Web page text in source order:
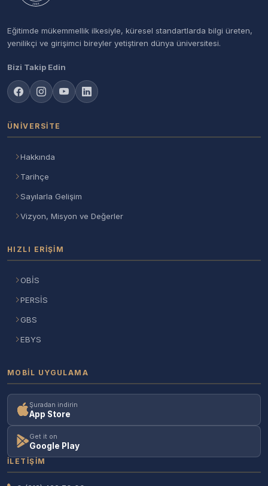
Eğitimde mükemmellik ilkesiyle, küresel standartlarda bilgi üreten,
yenilikçi ve girişimci bireyler yetiştiren dünya üniversitesi.
Bizi Takip Edin
ÜNIVERSITE
Hakkında
Tarihçe
Sayılarla Gelişim
Vizyon, Misyon ve Değerler
HIZLI ERIŞIM
OBİS
PERSİS
GBS
EBYS
MOBIL UYGULAMA
Şuradan indirin
App Store
Get it on
Google Play
İLETIŞIM